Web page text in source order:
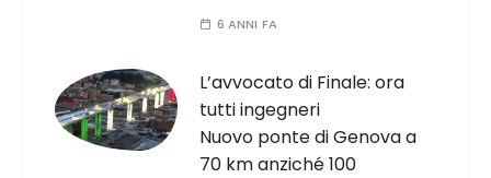
6 ANNI FA
L’avvocato di Finale: ora
tutti ingegneri
Nuovo ponte di Genova a
70 km anziché 100